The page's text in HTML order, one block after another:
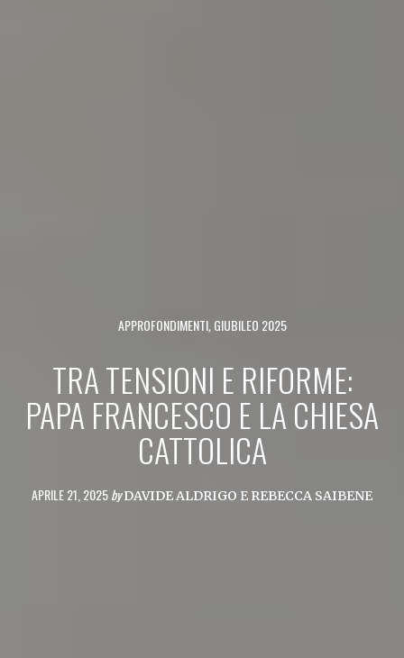
APPROFONDIMENTI, GIUBILEO 2025
TRA TENSIONI E RIFORME:
PAPA FRANCESCO E LA CHIESA
CATTOLICA
APRILE 21, 2025by DAVIDE ALDRIGO E REBECCA SAIBENE